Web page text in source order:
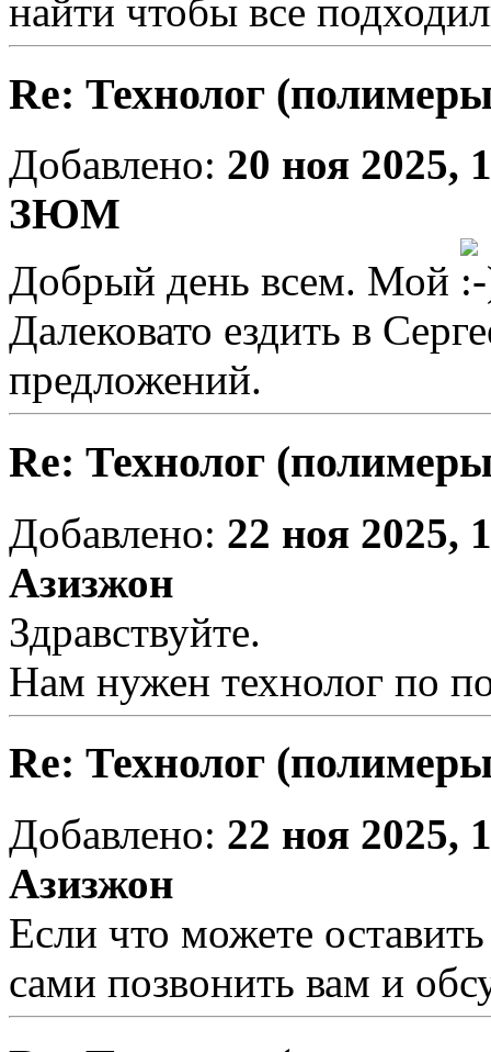
найти чтобы все
Re: Технолог
Добавлено: 20 ноя 2025,
ЗЮМ
Добрый день всем. Мой
Далековато ездить в
предложений.
Re: Технолог
Добавлено: 22 ноя 2025,
Азизжон
Здравствуйте.
Нам нужен технолог по
Re: Технолог
Добавлено: 22 ноя 2025,
Азизжон
Если что можете
сами позвонить вам и